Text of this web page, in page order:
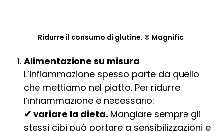
Ridurre il consumo di glutine. © Magnific
Alimentazione su misura
L’infiammazione spesso parte da quello
che mettiamo nel piatto. Per ridurre
l’infiammazione è necessario:
✔ variare la dieta. Mangiare sempre gli
stessi cibi può portare a sensibilizzazioni e